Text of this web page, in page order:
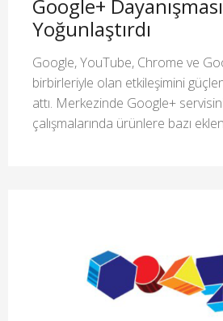
Google+
Yoğunlaştırdı
Google, YouTube, Chrome ve
birbirleriyle olan etkileşimini
attı. Merkezinde Google+
çalışmalarında ürünlere bazı